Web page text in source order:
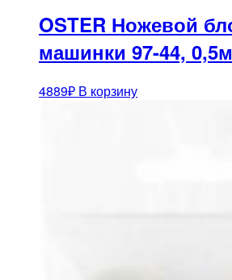
OSTER Ножевой
машинки 97-44,
4889₽ В корзину